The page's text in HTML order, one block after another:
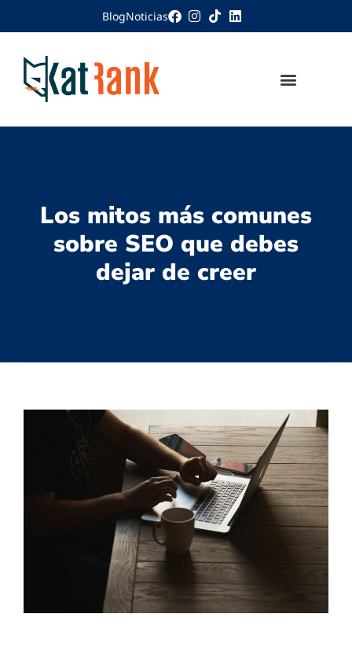
BlogNoticias
Los mitos más comunes
sobre SEO que debes
dejar de creer